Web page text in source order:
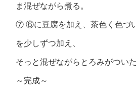
ま混ぜながら煮る。
⑦ ⑥に豆腐を加え、茶色く色づ
を少しずつ加え、
そっと混ぜながらとろみがつい
～完成～